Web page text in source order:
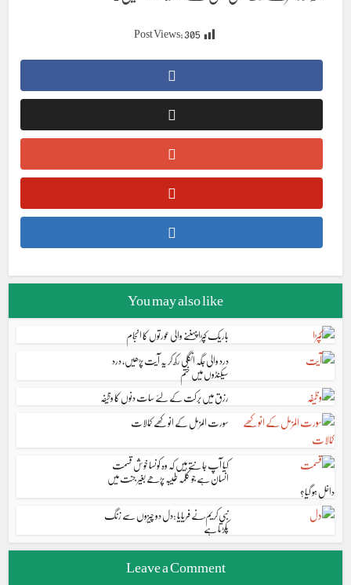
Post Views:305
You may also like
باریک کپڑا پہننے والی عورتوں کا انجام
درد والی جگہ انگلی رکھ کر یہ آیت پڑھیں، درد
سیکنڈوں میں ختم
رزق میں برکت کے لئے سات دنوں کا وظیفہ
سورت المزمل کے انوکھے کمالات
کیا آپ جانتے ہیں کہ وہ کونسا خوش قسمت
انسان ہے جو کلمہ طیبہ پڑھے بغیر جنت میں
داخل ہو گیا؟
نبی کریم ؐنے فریایا :دل دو چیزوں سے زنگ
پکڑتا ہے
Leave a Comment